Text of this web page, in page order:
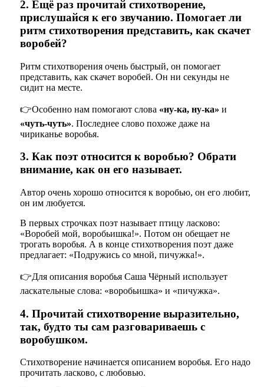
2. Ещё раз прочитай стихотворение,
прислушайся к его звучанию. Помогает ли
ритм стихотворения представить, как скачет
воробей?
Ритм стихотворения очень быстрый, он помогает
представить, как скачет воробей. Он ни секунды не
сидит на месте.
👉Особенно нам помогают слова «ну-ка, ну-ка» и
«чуть-чуть». Последнее слово похоже даже на
чириканье воробья.
3. Как поэт относится к воробью? Обрати
внимание, как он его называет.
Автор очень хорошо относится к воробью, он его любит,
он им любуется.
В первых строчках поэт называет птицу ласково:
«Воробей мой, воробьишка!». Потом он обещает не
трогать воробья. А в конце стихотворения поэт даже
предлагает: «Подружись со мной, пичужка!».
👉Для описания воробья Саша Чёрный использует
ласкательные слова: «воробьишка» и «пичужка».
4. Прочитай стихотворение выразительно,
так, будто ты сам разговариваешь с
воробушком.
Стихотворение начинается описанием воробья. Его надо
прочитать ласково, с любовью.